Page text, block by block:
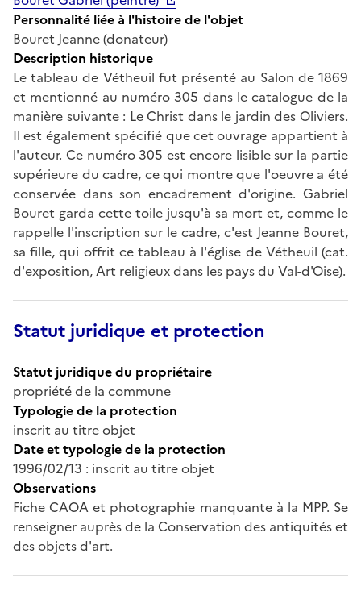
Personnalité liée à l'histoire de l'objet
Bouret Jeanne (donateur)
Description historique
Le tableau de Vétheuil fut présenté au Salon de 1869
et mentionné au numéro 305 dans le catalogue de la
manière suivante : Le Christ dans le jardin des Oliviers.
Il est également spécifié que cet ouvrage appartient à
l'auteur. Ce numéro 305 est encore lisible sur la partie
supérieure du cadre, ce qui montre que l'oeuvre a été
conservée dans son encadrement d'origine. Gabriel
Bouret garda cette toile jusqu'à sa mort et, comme le
rappelle l'inscription sur le cadre, c'est Jeanne Bouret,
sa fille, qui offrit ce tableau à l'église de Vétheuil (cat.
d'exposition, Art religieux dans les pays du Val-d'Oise).
Statut juridique et protection
Statut juridique du propriétaire
propriété de la commune
Typologie de la protection
inscrit au titre objet
Date et typologie de la protection
1996/02/13 : inscrit au titre objet
Observations
Fiche CAOA et photographie manquante à la MPP. Se
renseigner auprès de la Conservation des antiquités et
des objets d'art.